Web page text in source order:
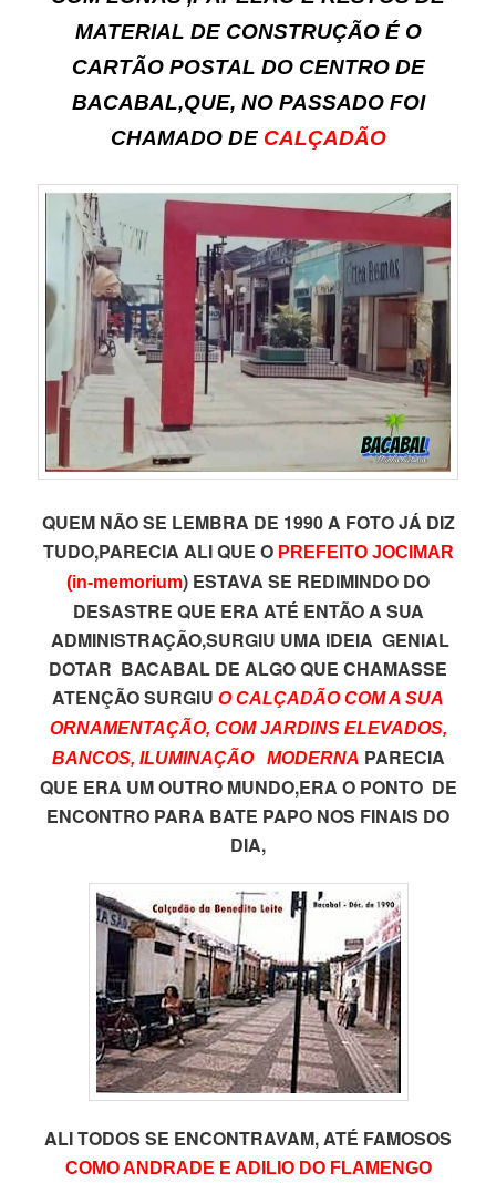
MATERIAL DE CONSTRUÇÃO É O
CARTÃO POSTAL DO CENTRO DE
BACABAL,QUE, NO PASSADO FOI
CHAMADO DE CALÇADÃO
QUEM NÃO SE LEMBRA DE 1990 A FOTO JÁ DIZ
TUDO,PARECIA ALI QUE O PREFEITO JOCIMAR
(in-memorium) ESTAVA SE REDIMINDO DO
DESASTRE QUE ERA ATÉ ENTÃO A SUA
ADMINISTRAÇÃO,SURGIU UMA IDEIA GENIAL
DOTAR BACABAL DE ALGO QUE CHAMASSE
ATENÇÃO SURGIU O CALÇADÃO COM A SUA
ORNAMENTAÇÃO, COM JARDINS ELEVADOS,
BANCOS, ILUMINAÇÃO MODERNA PARECIA
QUE ERA UM OUTRO MUNDO,ERA O PONTO DE
ENCONTRO PARA BATE PAPO NOS FINAIS DO
DIA,
ALI TODOS SE ENCONTRAVAM, ATÉ FAMOSOS
COMO ANDRADE E ADILIO DO FLAMENGO